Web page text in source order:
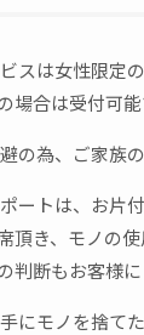
スは女性限定
場合は受付可能
の為、ご家族
ートは、お片
頂き、モノの
判断もお客様
にモノを捨て